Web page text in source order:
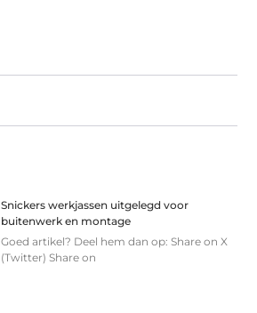
Snickers werkjassen uitgelegd voor
buitenwerk en montage
Goed artikel? Deel hem dan op: Share on X
(Twitter) Share on